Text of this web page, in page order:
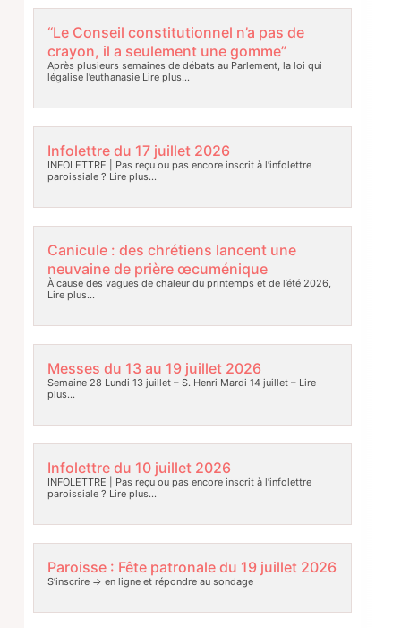
“Le Conseil constitutionnel n’a pas de
crayon, il a seulement une gomme”
Après plusieurs semaines de débats au Parlement, la loi qui
légalise l’euthanasieLire plus…
Infolettre du 17 juillet 2026
INFOLETTRE | Pas reçu ou pas encore inscrit à l’infolettre
paroissiale ? Lire plus…
Canicule : des chrétiens lancent une
neuvaine de prière œcuménique
À cause des vagues de chaleur du printemps et de l’été 2026,
Lire plus…
Messes du 13 au 19 juillet 2026
Semaine 28 Lundi 13 juillet – S. Henri Mardi 14 juillet –Lire
plus…
Infolettre du 10 juillet 2026
INFOLETTRE | Pas reçu ou pas encore inscrit à l’infolettre
paroissiale ? Lire plus…
Paroisse : Fête patronale du 19 juillet 2026
S’inscrire => en ligne et répondre au sondage